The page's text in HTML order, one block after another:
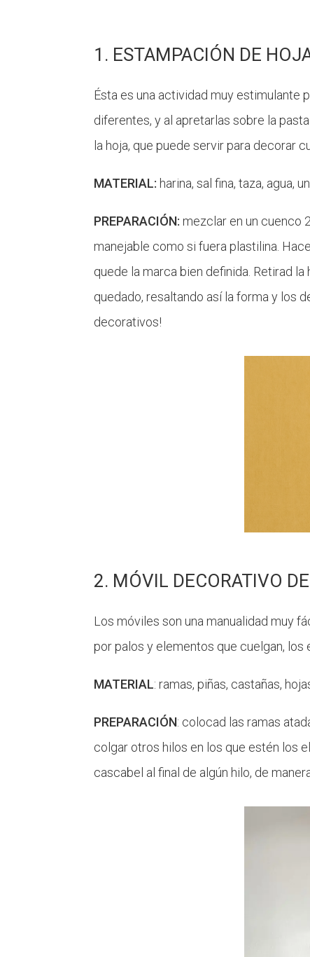
1. ESTAMPACIÓN DE
Ésta es una actividad muy estimulante
diferentes, y al apretarlas sobre la
la hoja, que puede servir para decorar
MATERIAL: harina, sal fina, taza, agua,
PREPARACIÓN: mezclar en un cuenco
manejable como si fuera plastilina.
quede la marca bien definida. Retirad
quedado, resaltando así la forma y los
decorativos!
2. MÓVIL DECORATIVO
Los móviles son una manualidad muy
por palos y elementos que cuelgan,
MATERIAL: ramas, piñas, castañas,
PREPARACIÓN: colocad las ramas
colgar otros hilos en los que estén los
cascabel al final de algún hilo, de